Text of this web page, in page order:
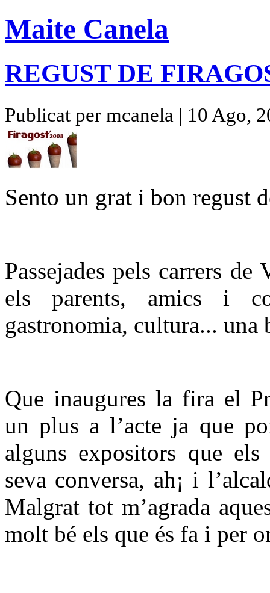
Maite Canela
REGUST DE
Publicat per mcanela | 10 Ago,
Sento un grat i bon regust
Passejades pels carrers
els parents, amics i
gastronomia, cultura... una
Que inaugures la fira el
un plus a l’acte ja que
alguns expositors que
seva conversa, ah¡ i
Malgrat tot m’agrada
molt bé els que és fa i per